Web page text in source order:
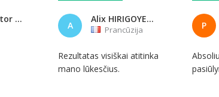
Eniade Victor Abayomi
A
Alix HIRIGOYEN ANQUETIL
Prancūzija
Rezultatas visiškai atitinka
mano lūkesčius.
P